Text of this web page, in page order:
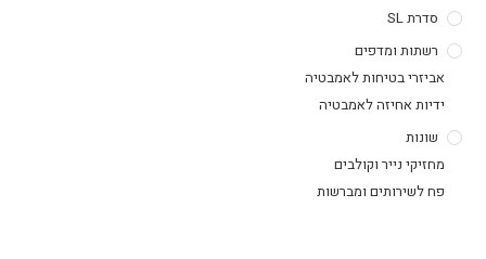
סדרת SL
רשתות ומדפים
אביזרי בטיחות לאמבטיה
ידיות אחיזה לאמבטיה
שונות
מחזיקי נייר וקולבים
פח לשירותים ומברשות